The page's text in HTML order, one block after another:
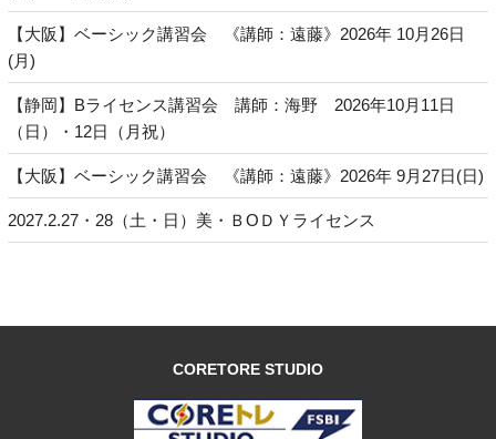
【大阪】ベーシック講習会 《講師：遠藤》2026年 10月26日
(月)
【静岡】Bライセンス講習会 講師：海野 2026年10月11日
（日）・12日（月祝）
【大阪】ベーシック講習会 《講師：遠藤》2026年 9月27日(日)
2027.2.27・28（土・日）美・ＢОＤＹライセンス
CORETORE STUDIO